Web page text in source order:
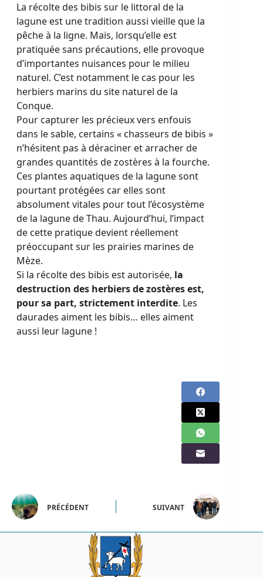
La récolte des bibis sur le littoral de la
lagune est une tradition aussi vieille que la
pêche à la ligne. Mais, lorsqu’elle est
pratiquée sans précautions, elle provoque
d’importantes nuisances pour le milieu
naturel. C’est notamment le cas pour les
herbiers marins du site naturel de la
Conque.
Pour capturer les précieux vers enfouis
dans le sable, certains « chasseurs de bibis »
n’hésitent pas à déraciner et arracher de
grandes quantités de zostères à la fourche.
Ces plantes aquatiques de la lagune sont
pourtant protégées car elles sont
absolument vitales pour tout l’écosystème
de la lagune de Thau. Aujourd’hui, l’impact
de cette pratique devient réellement
préoccupant sur les prairies marines de
Mèze.
Si la récolte des bibis est autorisée, la
destruction des herbiers de zostères est,
pour sa part, strictement interdite. Les
daurades aiment les bibis… elles aiment
aussi leur lagune !
PRÉCÉDENT SUIVANT